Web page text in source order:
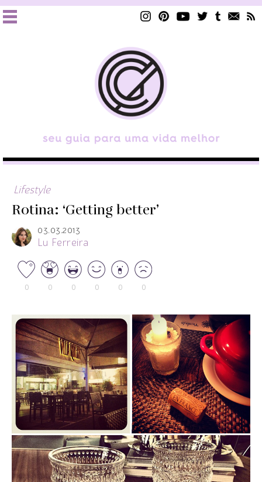
Lifestyle
Rotina: ‘Getting better’
03.03.2013
Lu Ferreira
0 0 0 0 0 0